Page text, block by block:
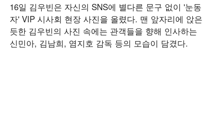
16일 김우빈은 자신의 SNS에 별다른 문구 없이 '눈동
자' VIP 시사회 현장 사진을 올렸다. 맨 앞자리에 앉은
듯한 김우빈의 사진 속에는 관객들을 향해 인사하는
신민아, 김남희, 염지호 감독 등의 모습이 담겼다.